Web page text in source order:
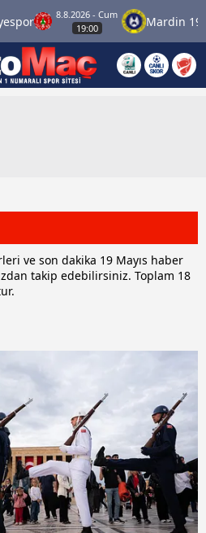
8.8.2026 - Cum
19:00
Mardin 1969
ve son dakika 19 Mayıs haber
takip edebilirsiniz. Toplam 18